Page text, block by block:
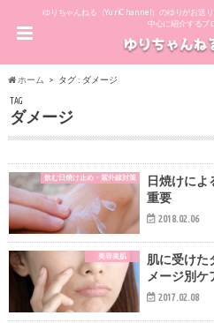
ゆりちゃんねる（YuriChannel）のゆりがお送
中心に紹介するブ
ホーム タグ : ダメージ
TAG
ダメージ
飲む日焼け止め・紫外線対策
日焼けによ
重要
2018.02.06
美容美肌
肌に受けた
メージ別ケ
2017.02.08